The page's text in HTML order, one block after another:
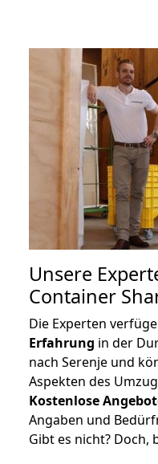
Unsere
Container
Die Experten
Erfahrung in der
nach Serenje und
Aspekten des
Kostenlose
Angaben und
Gibt es nicht? Doch,